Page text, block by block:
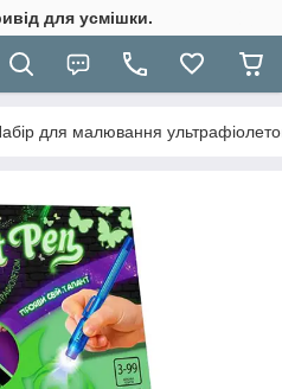
для усмішки.
для малювання